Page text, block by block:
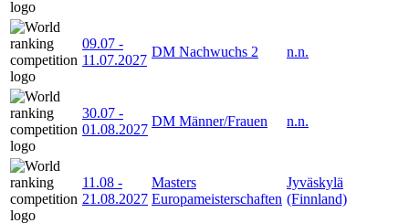
09.07 -
11.07.2027
DM Nachwuchs 2 n.n.
30.07 -
01.08.2027
DM Männer/Frauen n.n.
11.08 -
21.08.2027
Masters
Europameisterschaften
Jyväskylä
(Finnland)